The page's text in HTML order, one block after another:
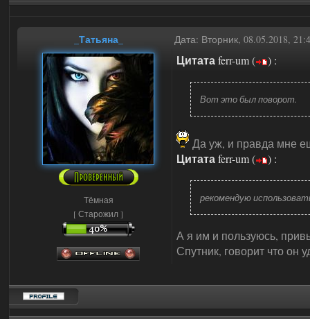
_Татьяна_ Дата: Вторник, 08.05.2018,
Тёмная
[ Старожил ]
Цитатаferr-um( ) :
Вот это был поворот.
Да уж, и правда мне
Цитатаferr-um( ) :
рекомендую
А я им и пользуюсь,
Спутник, говорит что он